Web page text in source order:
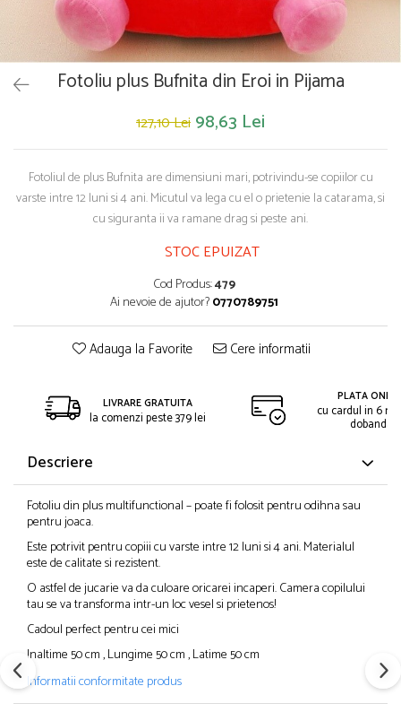
Papusi si accesorii
Trotinete
Trenulete si masinute
Unelte si bancuri de lucru
Fotoliu plus Bufnita din Eroi in Pijama
127,10 Lei 98,63 Lei
Fotoliul de plus Bufnita are dimensiuni mari, potrivindu-se copiilor cu
varste intre 12 luni si 4 ani. Micutul va lega cu el o prietenie la catarama, si
cu siguranta ii va ramane drag si peste ani.
STOC EPUIZAT
Cod Produs:479
Ai nevoie de ajutor?0770789751
Adauga la Favorite Cere informatii
LIVRARE GRATUITA
la comenzi peste 379 lei
PLATA
cu cardul in 6
dobanda
Descriere
Fotoliu din plus multifunctional – poate fi folosit pentru odihna sau
pentru joaca.
Este potrivit pentru copiii cu varste intre 12 luni si 4 ani. Materialul
este de calitate si rezistent.
O astfel de jucarie va da culoare oricarei incaperi. Camera copilului
tau se va transforma intr-un loc vesel si prietenos!
Cadoul perfect pentru cei mici
Inaltime 50 cm , Lungime 50 cm , Latime 50 cm
Informatii conformitate produs